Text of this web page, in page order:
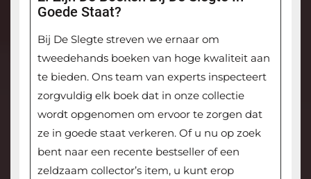
Goede Staat?
Bij De Slegte streven we ernaar om
tweedehands boeken van hoge kwaliteit aan
te bieden. Ons team van experts inspecteert
zorgvuldig elk boek dat in onze collectie
wordt opgenomen om ervoor te zorgen dat
ze in goede staat verkeren. Of u nu op zoek
bent naar een recente bestseller of een
zeldzaam collector’s item, u kunt erop